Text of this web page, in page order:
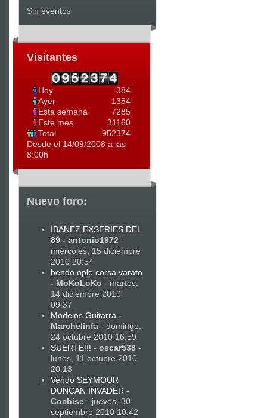
Sin eventos
Visitantes
Hoy
384
Ayer
1384
Esta semana
7285
Este mes
31160
Total
952374
Desde el 14/09/2008 a las
8:00h
Nuevo foro:
IBANEZ EXSERIES DEL
89 - antonio1972 -
miércoles, 15 diciembre
2010 20:54
bendo ople corsa varato
- MoKoLoKo - martes,
14 diciembre 2010
09:37
Modelos Guitarra -
Marchelinfa - domingo,
24 octubre 2010 16:59
SUERTE!!! - oscar538 -
lunes, 11 octubre 2010
20:13
Vendo SEYMOUR
DUNCAN INVADER -
Cochise - jueves, 30
septiembre 2010 10:42